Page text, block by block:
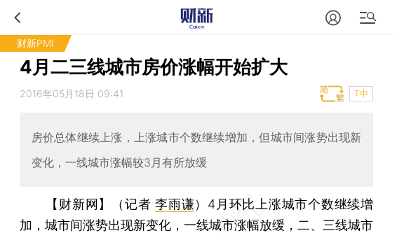
财新PMI
4月二三线城市房价涨幅开始扩大
2016年05月18日 09:41 T中
房价总体继续上涨，上涨城市个数继续增加，但城市间涨势出现新
变化，一线城市涨幅较3月有所放缓
【财新网】（记者李雨谦） 4月环比上涨城市个数继续增
加，城市间涨势出现新变化，一线城市涨幅放缓，二、三线城市